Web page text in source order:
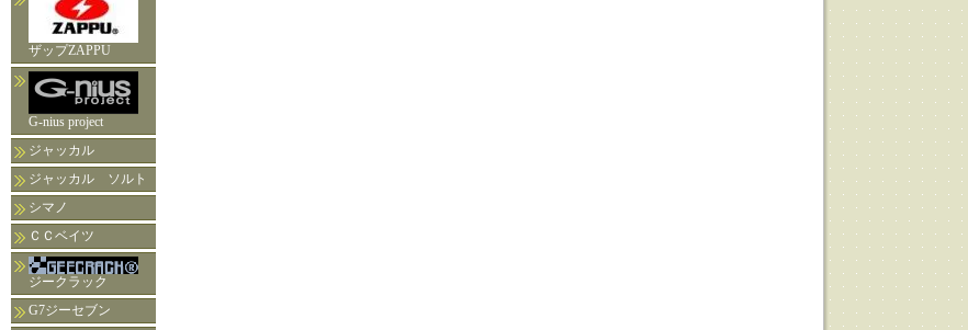
ザップZAPPU
G-nius project
ジャッカル
ジャッカル ソルト
シマノ
ＣＣベイツ
ジークラック
G7ジーセブン